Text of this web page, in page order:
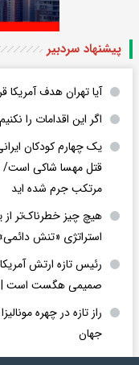
پیشنهاد سردبیر
آیا تهران هدف آمریکا
اگر این اقدامات را
یک چهارم کودکان
قتل مهسا شاکی است/
مرتکب جرم شده اید
هیچ چیز خطرناک‌تر از
استراتژی «تنش
رئیس تازه ارتش
صمیمی هگست است |
راز تازه در چهره
جهان